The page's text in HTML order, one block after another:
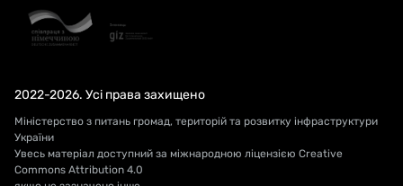
2022-2026. Усі права захищено
Міністерство з питань громад, територій та розвитку інфраструктури
України
Увесь матеріал доступний за міжнародною ліцензією Creative
Commons Attribution 4.0